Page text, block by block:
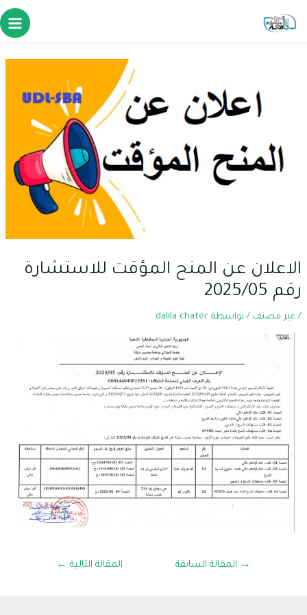
الاعلان عن المنح المؤقت للاستشارة
رقم 2025/05
/ غير مصنف / بواسطة dalila chater
→ المقالة السابقة المقالة التالية ←